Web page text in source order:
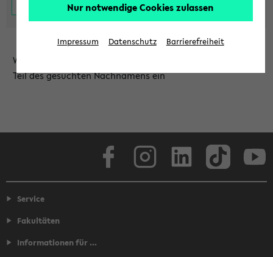
Wählen Sie die Einrichtung aus und/oder geben Sie einen
Teil des gesuchten Nachnamens ein
Service
Fakultäten
Informationen für ...
Nur notwendige Cookies zulassen
Impressum Datenschutz Barrierefreiheit